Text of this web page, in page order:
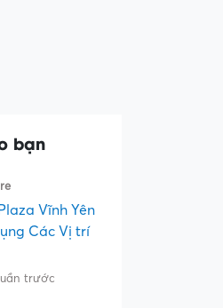
bạn
Vĩnh Yên
Các Vị trí
trước